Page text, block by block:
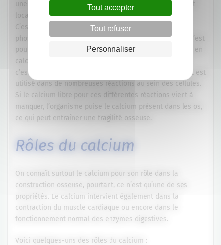
une femme environ 800g. Environ 99 % de ce calcium est
localisé au niveau des os et des dents.
C’est principalement grâce à lui (mais aussi grâce au
phosphore et magnésium) que l’os est rigide et solide. C’est
pourquoi il est indispensable d’avoir un apport suffisant en
calcium. Le calcium existe également sous forme libre,
c’est à dire non stocké au niveau des os et des dents, et est
utilisé dans de nombreuses réactions au sein des cellules.
Si le calcium libre pour ces différentes réactions vient à
manquer, l’organisme puise le calcium présent dans les os,
ce qui peut entraîner une fragilité osseuse.
Rôles du calcium
On connaît surtout le calcium pour son rôle dans la
construction osseuse, pourtant, ce n’est qu’une de ses
propriétés. Le calcium intervient également dans la
contraction du muscle cardiaque ou encore dans le
fonctionnement normal des enzymes digestives.
Voici quelques-uns des rôles du calcium :
Tout accepter
Tout refuser
Personnaliser